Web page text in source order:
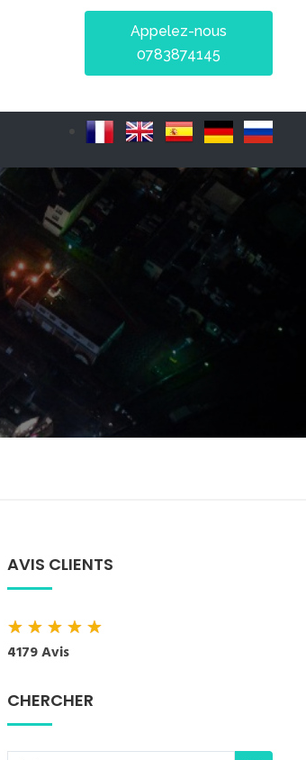
Appelez-nous
0783874145
AVIS CLIENTS
★★★★★
4179 Avis
CHERCHER